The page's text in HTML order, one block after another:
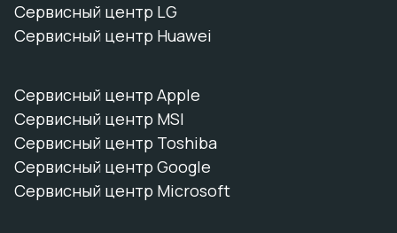
Сервисный центр LG
Сервисный центр Huawei
Сервисный центр Apple
Сервисный центр MSI
Сервисный центр Toshiba
Сервисный центр Google
Сервисный центр Microsoft